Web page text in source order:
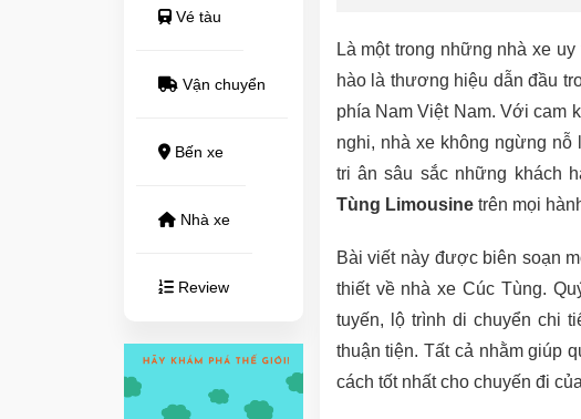
Vé tàu
Vận chuyển
Bến xe
Nhà xe
Review
Là một trong những nhà xe
hào là thương hiệu dẫn đầu
phía Nam Việt Nam. Với cam
nghi, nhà xe không ngừng
tri ân sâu sắc những khách
Tùng Limousinetrên mọi
Bài viết này được biên soạn
thiết về nhà xe Cúc Tùng.
tuyến, lộ trình di chuyển chi
thuận tiện. Tất cả nhằm giúp
cách tốt nhất cho chuyến đi